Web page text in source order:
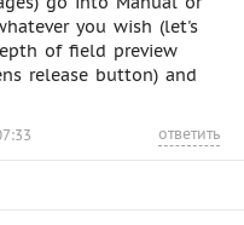
you wish (let's
of field preview
release button) and
ответить